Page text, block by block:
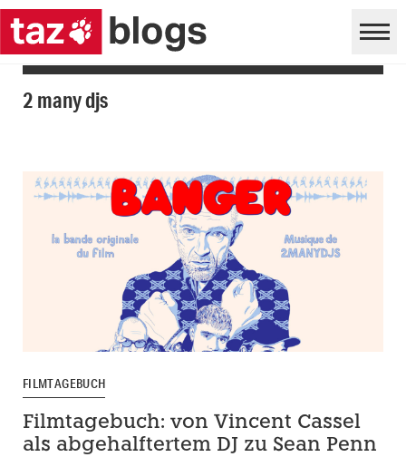
2 many djs
FILMTAGEBUCH
Filmtagebuch: von Vincent Cassel
als abgehalftertem DJ zu Sean Penn